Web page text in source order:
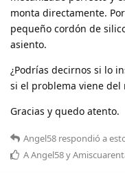
monta directamente.
pequeño cordón de
asiento.
¿Podrías decirnos si lo
si el problema viene
Gracias y quedo atento.
Angel58 respondió a
AAngel58y